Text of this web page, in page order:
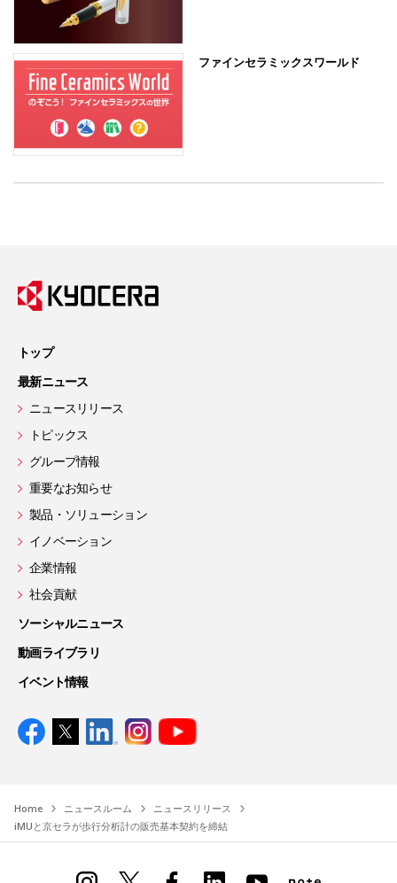
ファインセラミックスワールド
トップ
最新ニュース
ニュースリリース
トピックス
グループ情報
重要なお知らせ
製品・ソリューション
イノベーション
企業情報
社会貢献
ソーシャルニュース
動画ライブラリ
イベント情報
Home ニュースルーム
ニュースリリース
iMUと京セラが歩行分析計の販売基本契約を締結